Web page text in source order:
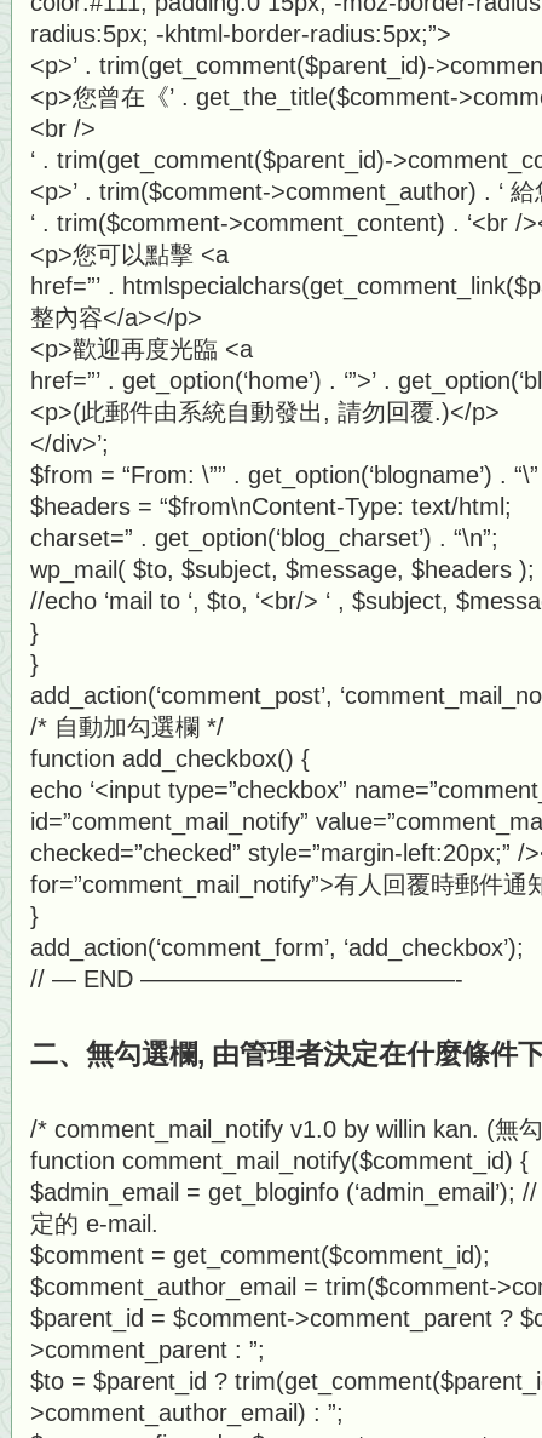
radius:5px; -khtml-border-radius:5px;”>
<p>’ . trim(get_comment($parent_id)-
<p>您曾在《’ . get_the_title($comment-
<br />
‘ . trim(get_comment($parent_id)-
<p>’ . trim($comment->comment_author) . ‘
‘ . trim($comment->comment_content) . ‘<br /
<p>您可以點擊 <a
href=”’ .
整內容</a></p>
<p>歡迎再度光臨 <a
href=”’ . get_option(‘home’) . ‘”>’ .
<p>(此郵件由系統自動發出, 請勿回覆.)</p>
</div>’;
$from = “From: \”” . get_option(‘blogname’) .
$headers = “$from\nContent-Type: text/html;
charset=” . get_option(‘blog_charset’) . “\n”;
wp_mail( $to, $subject, $message, $headers );
//echo ‘mail to ‘, $to, ‘<br/> ‘ , $subject,
}
}
add_action(‘comment_post’,
/* 自動加勾選欄 */
function add_checkbox() {
echo ‘<input type=”checkbox”
id=”comment_mail_notify”
checked=”checked” style=”margin-left:20px;” /
for=”comment_mail_notify”>有人回覆時郵件通
}
add_action(‘comment_form’, ‘add_checkbox’);
// — END —————————————-
二、無勾選欄, 由管理者決定在什麼條件
/* comment_mail_notify v1.0 by willin kan. (無
function comment_mail_notify($comment_id) {
$admin_email = get_bloginfo (‘admin_email’);
定的 e-mail.
$comment = get_comment($comment_id);
$comment_author_email = trim($comment-
$parent_id = $comment->comment_parent ?
>comment_parent : ”;
$to = $parent_id ?
>comment_author_email) : ”;